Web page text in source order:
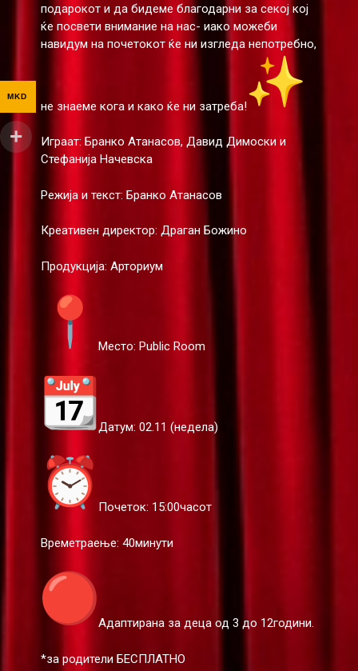
подарокот и да бидеме благодарни за секој кој
ќе посвети внимание на нас- иако можеби
навидум на почетокот ќе ни изгледа непотребно,
не знаеме кога и како ќе ни затреба!
Играат: Бранко Атанасов, Давид Димоски и
Стефанија Начевска
Режија и текст: Бранко Атанасов
Креативен директор: Драган Божино
Продукција: Арториум
Место: Public Room
Датум: 02.11 (недела)
Почеток: 15:00часот
Времетраење: 40минути
Адаптирана за деца од 3 до 12години.
*за родители БЕСПЛАТНО
MKD